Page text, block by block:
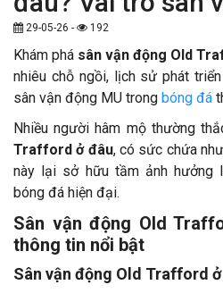
29-05-26 - 192
Khám phá sân vận động Old
nhiêu chỗ ngồi, lịch sử phát
sân vận động MU trong bóng đá
Nhiều người hâm mộ thường
Trafford ở đâu, có sức chứa
này lại sở hữu tầm ảnh hưởng
bóng đá hiện đại.
Sân vận động Old
thông tin nổi bật
Sân vận động Old Trafford